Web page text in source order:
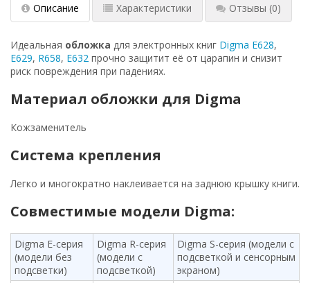
Описание Характеристики Отзывы (0)
Идеальная обложка для электронных книг Digma E628,
E629, R658, Е632 прочно защитит её от царапин и снизит
риск повреждения при падениях.
Материал обложки для Digma
Кожзаменитель
Система крепления
Легко и многократно наклеивается на заднюю крышку книги.
Совместимые модели Digma:
Digma E-серия
(модели без
подсветки)
Digma R-серия
(модели с
подсветкой)
Digma S-серия (модели с
подсветкой и сенсорным
экраном)